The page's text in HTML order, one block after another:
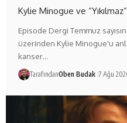
Kylie Minogue ve
Episode Dergi Temmuz
üzerinden Kylie Minogue'u
kanser…
TarafındanOben Budak 7 Ağu